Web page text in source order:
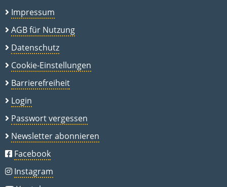
Impressum
AGB für Nutzung
Datenschutz
Cookie-Einstellungen
Barrierefreiheit
Login
Passwort vergessen
Newsletter abonnieren
Facebook
Instagram